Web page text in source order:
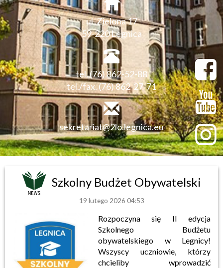
ul. Zielona 17
59-220 Legnica
tel. (76) 862-52-88
tel./fax. (76) 862-27-71
sekretariat@2lo.legnica.eu
Szkolny Budżet Obywatelski
19 lutego 2026 04:53
Rozpoczyna się II edycja
Szkolnego Budżetu
obywatelskiego w Legnicy!
Wszyscy uczniowie, którzy
chcieliby wprowadzić